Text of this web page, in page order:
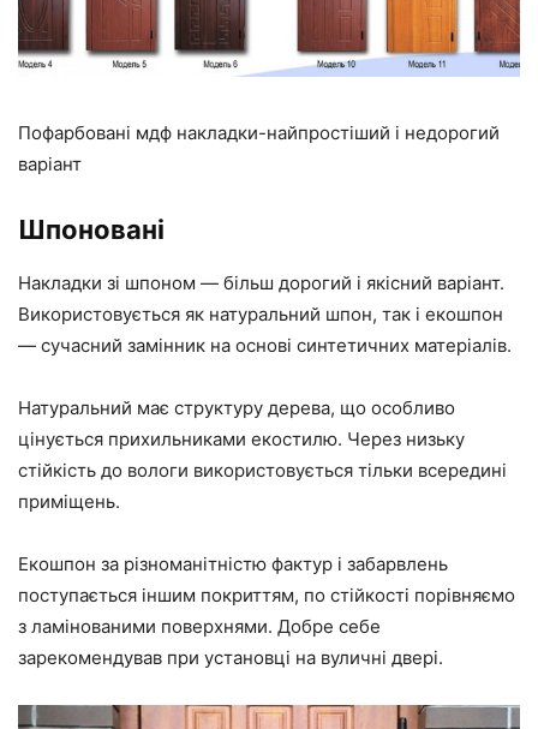
Пофарбовані мдф накладки-найпростіший і недорогий
варіант
Шпоновані
Накладки зі шпоном — більш дорогий і якісний варіант.
Використовується як натуральний шпон, так і екошпон
— сучасний замінник на основі синтетичних матеріалів.
Натуральний має структуру дерева, що особливо
цінується прихильниками екостилю. Через низьку
стійкість до вологи використовується тільки всередині
приміщень.
Екошпон за різноманітністю фактур і забарвлень
поступається іншим покриттям, по стійкості порівняємо
з ламінованими поверхнями. Добре себе
зарекомендував при установці на вуличні двері.